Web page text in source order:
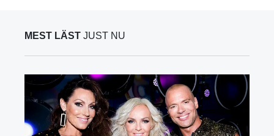
MEST LÄST JUST NU